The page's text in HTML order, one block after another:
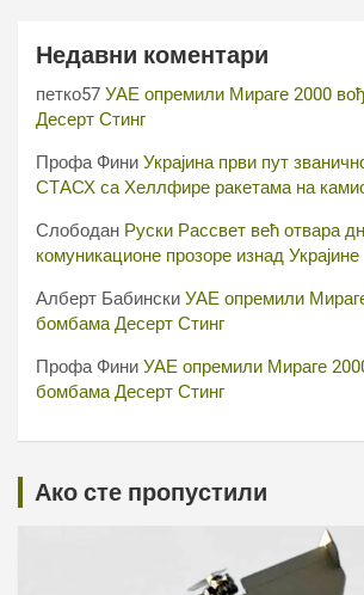
Недавни коментари
петко57 УАЕ опремили Мираге 2000
Десерт Стинг
Профа Фини Украјина први пут
СТАСХ са Хеллфире ракетама на
Слободан Руски Рассвет већ отвара
комуникационе прозоре изнад Украјине
Алберт Бабински УАЕ опремили
бомбама Десерт Стинг
Профа Фини УАЕ опремили Мираге
бомбама Десерт Стинг
Ако сте пропустили